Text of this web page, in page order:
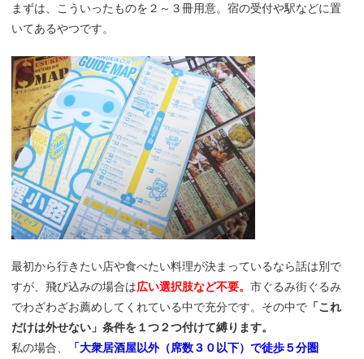
まずは、こういったものを２～３冊用意。宿の受付や駅などに置
いてあるやつです。
最初から行きたい店や食べたい料理が決まっているなら話は別で
すが、飛び込みの場合は広い選択肢など不要。市ぐるみ街ぐるみ
でわざわざお薦めしてくれている中で充分です。その中で 「これ
だけは外せない」条件を１つ２つ付けて縛ります。
私の場合、
「大衆居酒屋以外（席数３０以下）で徒歩５分圏